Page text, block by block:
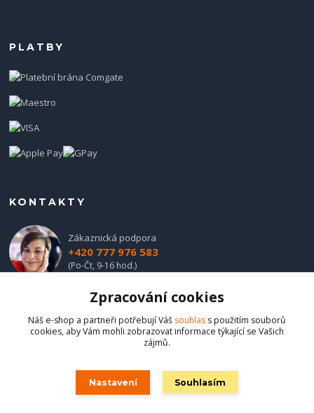
PLATBY
KONTAKTY
Zákaznická podpora
+420 777 976 583
(Po-Čt, 9-16 hod.)
obchod@hadladla.cz
Zpracování cookies
Náš e-shop a partneři potřebují Váš souhlas s použitím souborů
cookies, aby Vám mohli zobrazovat informace týkající se Vašich
zájmů.
Nastavení Souhlasím